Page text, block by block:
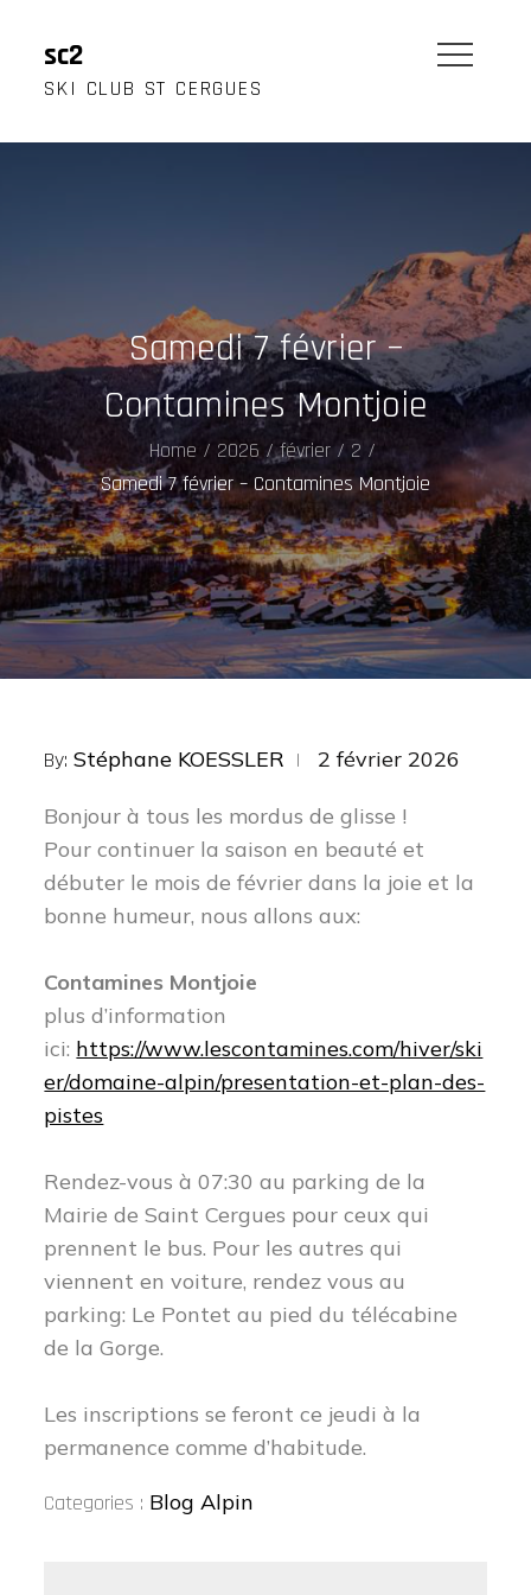
content
sc2
SKI CLUB ST CERGUES
Samedi 7 février –
Contamines Montjoie
Home 2026 février
2
Samedi 7 février – Contamines Montjoie
By:Stéphane KOESSLER
Posted
2 février 2026
Bonjour à tous les mordus de glisse !
Pour continuer la saison en beauté et
débuter le mois de février dans la joie et la
bonne humeur, nous allons aux:
Contamines Montjoie
plus d’information
ici: https://www.lescontamines.com/hiver/ski
er/domaine-alpin/presentation-et-plan-des-
pistes
Rendez-vous à 07:30 au parking de la
Mairie de Saint Cergues pour ceux qui
prennent le bus. Pour les autres qui
viennent en voiture, rendez vous au
parking: Le Pontet au pied du télécabine
de la Gorge.
Les inscriptions se feront ce jeudi à la
permanence comme d’habitude.
Categories
Categories : Blog Alpin